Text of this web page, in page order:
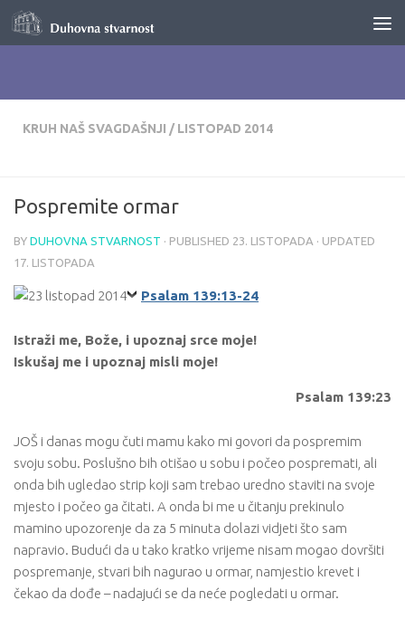
Skip to content
KRUH NAŠ SVAGDAŠNJI / LISTOPAD 2014
Pospremite ormar
BY DUHOVNA STVARNOST · PUBLISHED 23. LISTOPADA · UPDATED
17. LISTOPADA
Psalam 139:13-24
Istraži me, Bože, i upoznaj srce moje!
Iskušaj me i upoznaj misli moje!
Psalam 139:23
JOŠ i danas mogu čuti mamu kako mi govori da pospremim
svoju sobu. Poslušno bih otišao u sobu i počeo pospremati, ali
onda bih ugledao strip koji sam trebao uredno staviti na svoje
mjesto i počeo ga čitati. A onda bi me u čitanju prekinulo
mamino upozorenje da za 5 minuta dolazi vidjeti što sam
napravio. Budući da u tako kratko vrijeme nisam mogao dovršiti
pospremanje, stvari bih nagurao u ormar, namjestio krevet i
čekao da dođe – nadajući se da neće pogledati u ormar.